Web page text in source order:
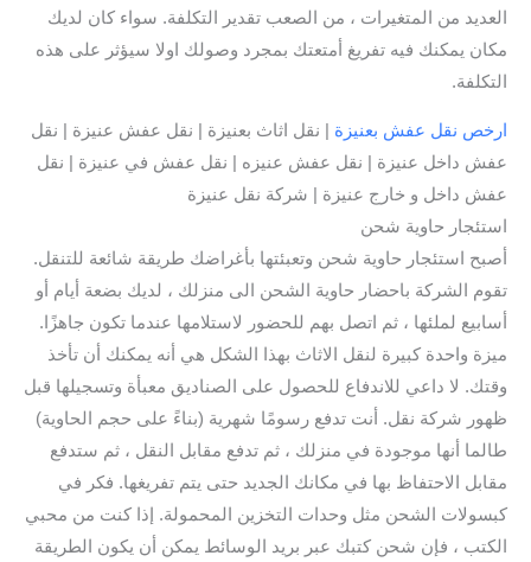
العديد من المتغيرات ، من الصعب تقدير التكلفة. سواء كان لديك
مكان يمكنك فيه تفريغ أمتعتك بمجرد وصولك اولا سيؤثر على هذه
التكلفة.
ارخص نقل عفش بعنيزة | نقل اثاث بعنيزة | نقل عفش عنيزة | نقل
عفش داخل عنيزة | نقل عفش عنيزه | نقل عفش في عنيزة | نقل
عفش داخل و خارج عنيزة | شركة نقل عنيزة
استئجار حاوية شحن
أصبح استئجار حاوية شحن وتعبئتها بأغراضك طريقة شائعة للتنقل.
تقوم الشركة باحضار حاوية الشحن الى منزلك ، لديك بضعة أيام أو
أسابيع لملئها ، ثم اتصل بهم للحضور لاستلامها عندما تكون جاهزًا.
ميزة واحدة كبيرة لنقل الاثاث بهذا الشكل هي أنه يمكنك أن تأخذ
وقتك. لا داعي للاندفاع للحصول على الصناديق معبأة وتسجيلها قبل
ظهور شركة نقل. أنت تدفع رسومًا شهرية (بناءً على حجم الحاوية)
طالما أنها موجودة في منزلك ، ثم تدفع مقابل النقل ، ثم ستدفع
مقابل الاحتفاظ بها في مكانك الجديد حتى يتم تفريغها. فكر في
كبسولات الشحن مثل وحدات التخزين المحمولة. إذا كنت من محبي
الكتب ، فإن شحن كتبك عبر بريد الوسائط يمكن أن يكون الطريقة